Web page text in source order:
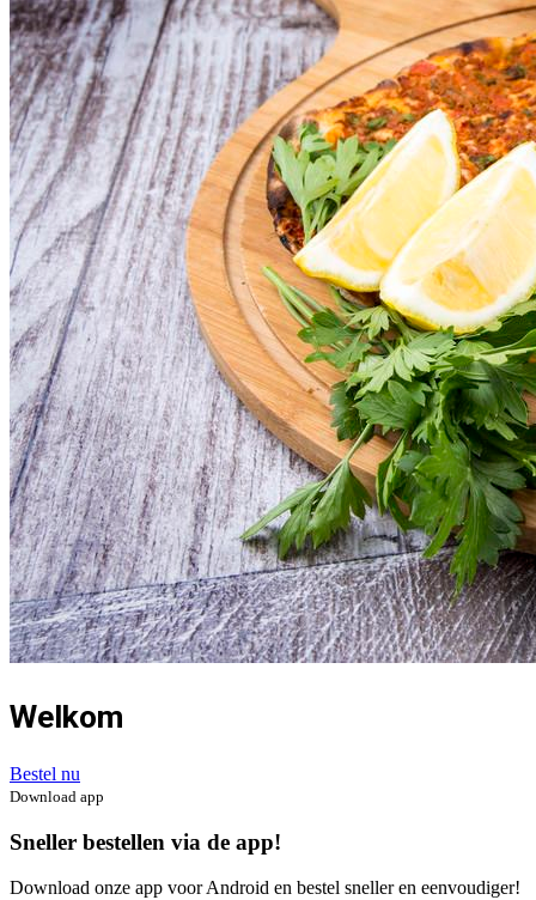
Welkom
Bestel nu
Download app
Sneller bestellen via de app!
Download onze app voor Android en bestel sneller en eenvoudiger!